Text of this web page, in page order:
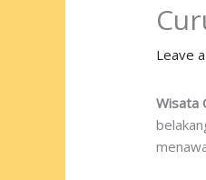
Leave
Wisata